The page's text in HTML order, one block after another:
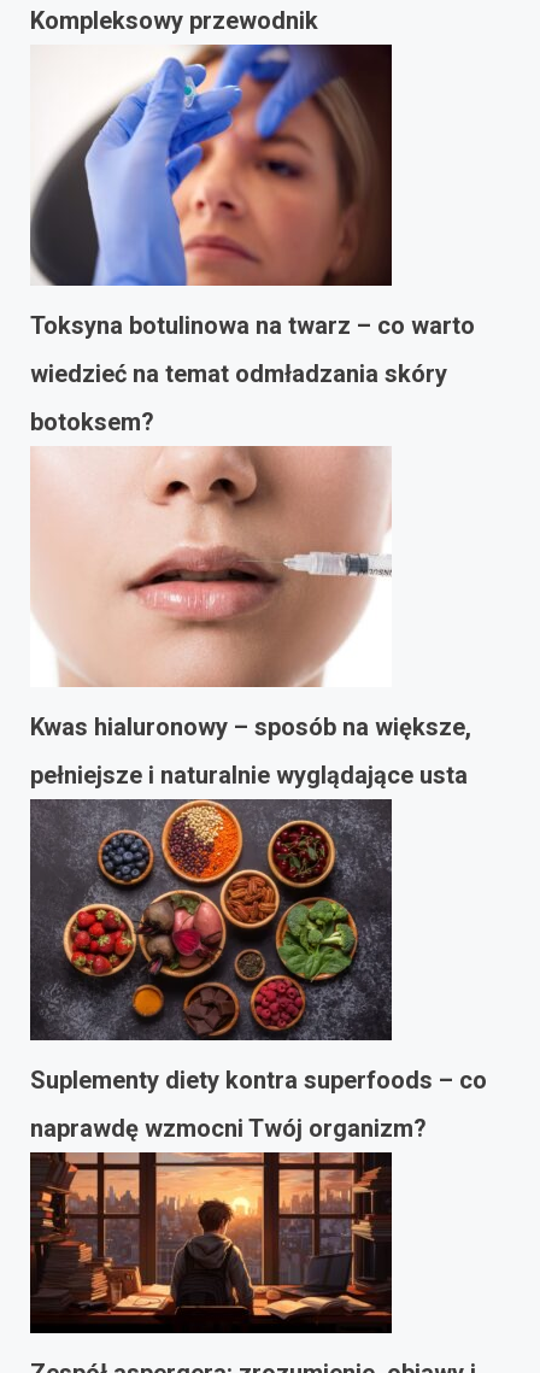
Kompleksowy przewodnik
Toksyna botulinowa na twarz – co warto
wiedzieć na temat odmładzania skóry
botoksem?
Kwas hialuronowy – sposób na większe,
pełniejsze i naturalnie wyglądające usta
Suplementy diety kontra superfoods – co
naprawdę wzmocni Twój organizm?